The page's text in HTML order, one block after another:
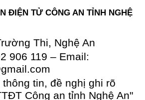
ĐIỆN TỬ CÔNG AN TỈNH NGHỆ
Thi, Nghệ An
906 119 – Email:
tin, đề nghị ghi rõ
Công an tỉnh Nghệ An"